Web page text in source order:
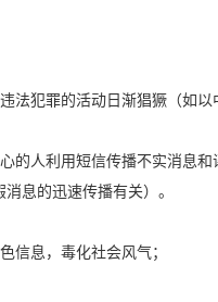
法犯罪的活动日渐猖獗（如
的人利用短信传播不实消息
息的迅速传播有关）。
信息，毒化社会风气；